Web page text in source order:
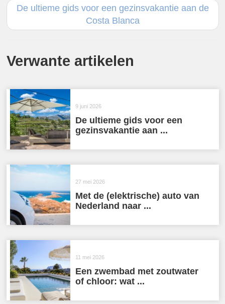
De ultieme gids voor een gezinsvakantie aan de
Costa Blanca
Verwante artikelen
9 juni 2026
De ultieme gids voor een
gezinsvakantie aan ...
27 mei 2026
Met de (elektrische) auto van
Nederland naar ...
11 mei 2026
Een zwembad met zoutwater
of chloor: wat ...